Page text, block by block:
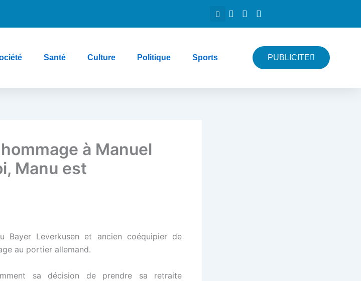
Santé Culture Politique Sports PUBLICITE
à Manuel
Manu est
Bayer Leverkusen et ancien coéquipier de
au portier allemand.
sa décision de prendre sa retraite